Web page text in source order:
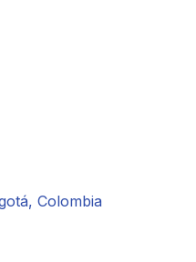
Colombia